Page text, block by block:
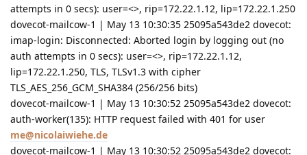
attempts in 0 secs): user=<>, rip=172.22.1.12, lip=172.22.1.250
dovecot-mailcow-1 | May 13 10:30:35 25095a543de2 dovecot:
imap-login: Disconnected: Aborted login by logging out (no
auth attempts in 0 secs): user=<>, rip=172.22.1.12,
lip=172.22.1.250, TLS, TLSv1.3 with cipher
TLS_AES_256_GCM_SHA384 (256/256 bits)
dovecot-mailcow-1 | May 13 10:30:52 25095a543de2 dovecot:
auth-worker(135): HTTP request failed with 401 for user
me@nicolaiwiehe.de
dovecot-mailcow-1 | May 13 10:30:52 25095a543de2 dovecot: